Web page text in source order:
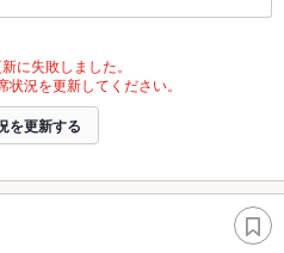
に失敗しました。
況を更新してください。
を更新する